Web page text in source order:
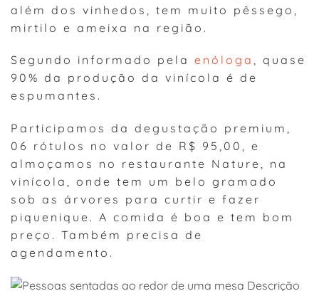
além dos vinhedos, tem muito pêssego,
mirtilo e ameixa na região.
Segundo informado pela enóloga , quase
90% da produção da vinícola é de
espumantes.
Participamos da degustação premium,
06 rótulos no valor de R$ 95,00, e
almoçamos no restaurante Nature, na
vinícola, onde tem um belo gramado
sob as árvores para curtir e fazer
piquenique. A comida é boa e tem bom
preço. Também precisa de
agendamento.